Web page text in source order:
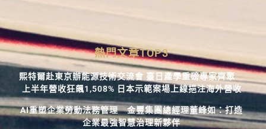
熱門文章TOP3
熙特爾赴東京辦能源技術交流會 臺日產學重磅專家齊聚
上半年營收狂飆1,508% 日本示範案場上線挹注海外營收
AI重塑企業勞動法務管理 金豐集團總經理董峰如：打造
企業最強智慧治理新夥伴